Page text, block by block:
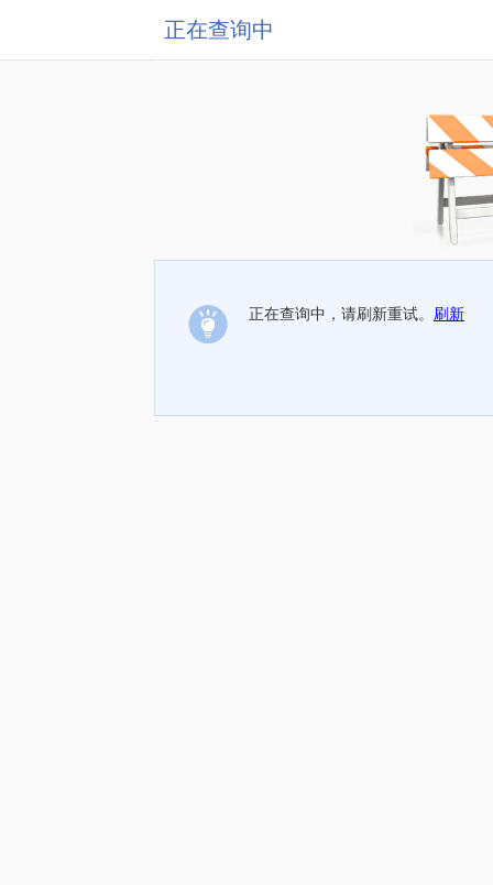
正在查询中
正在查询中，请刷新重试。 刷新